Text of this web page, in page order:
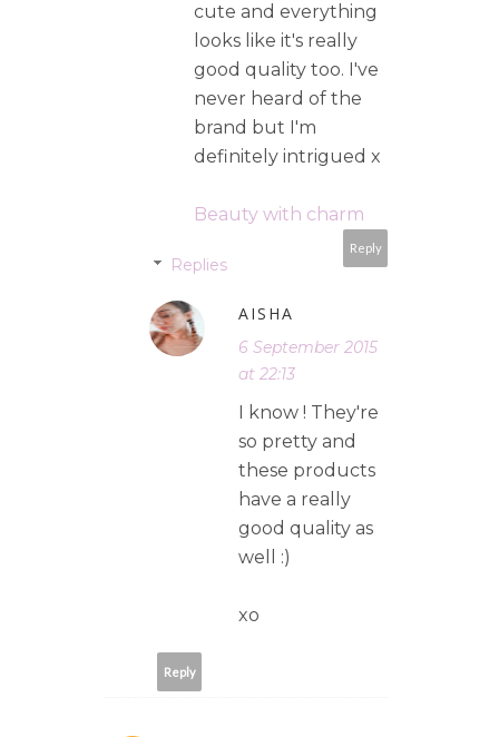
cute and everything
looks like it's really
good quality too. I've
never heard of the
brand but I'm
definitely intrigued x
Beauty with charm
Reply
Replies
AISHA
6 September 2015
at 22:13
I know ! They're
so pretty and
these products
have a really
good quality as
well :)
xo
Reply